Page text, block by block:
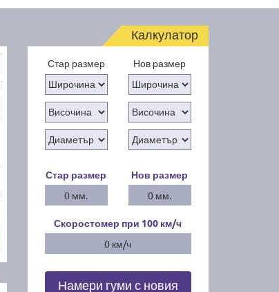
Калкулатор
Стар размер Нов размер
Стар размер
0 мм.
Нов размер
0 мм.
Скоростомер при 100 км/ч
0 км/ч
Намери гуми с новия